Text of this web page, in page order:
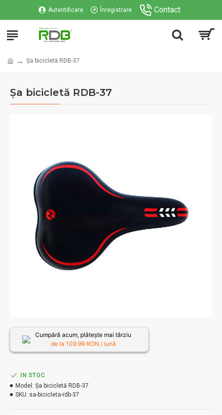
Autentificare Înregistrare Contact
Șa bicicletă RDB-37
Șa bicicletă RDB-37
IN STOC
Model: Șa bicicletă RDB-37
SKU: sa-bicicleta-rdb-37
Cumpără acum, plătește mai târziu
de la 109.99RON / lună